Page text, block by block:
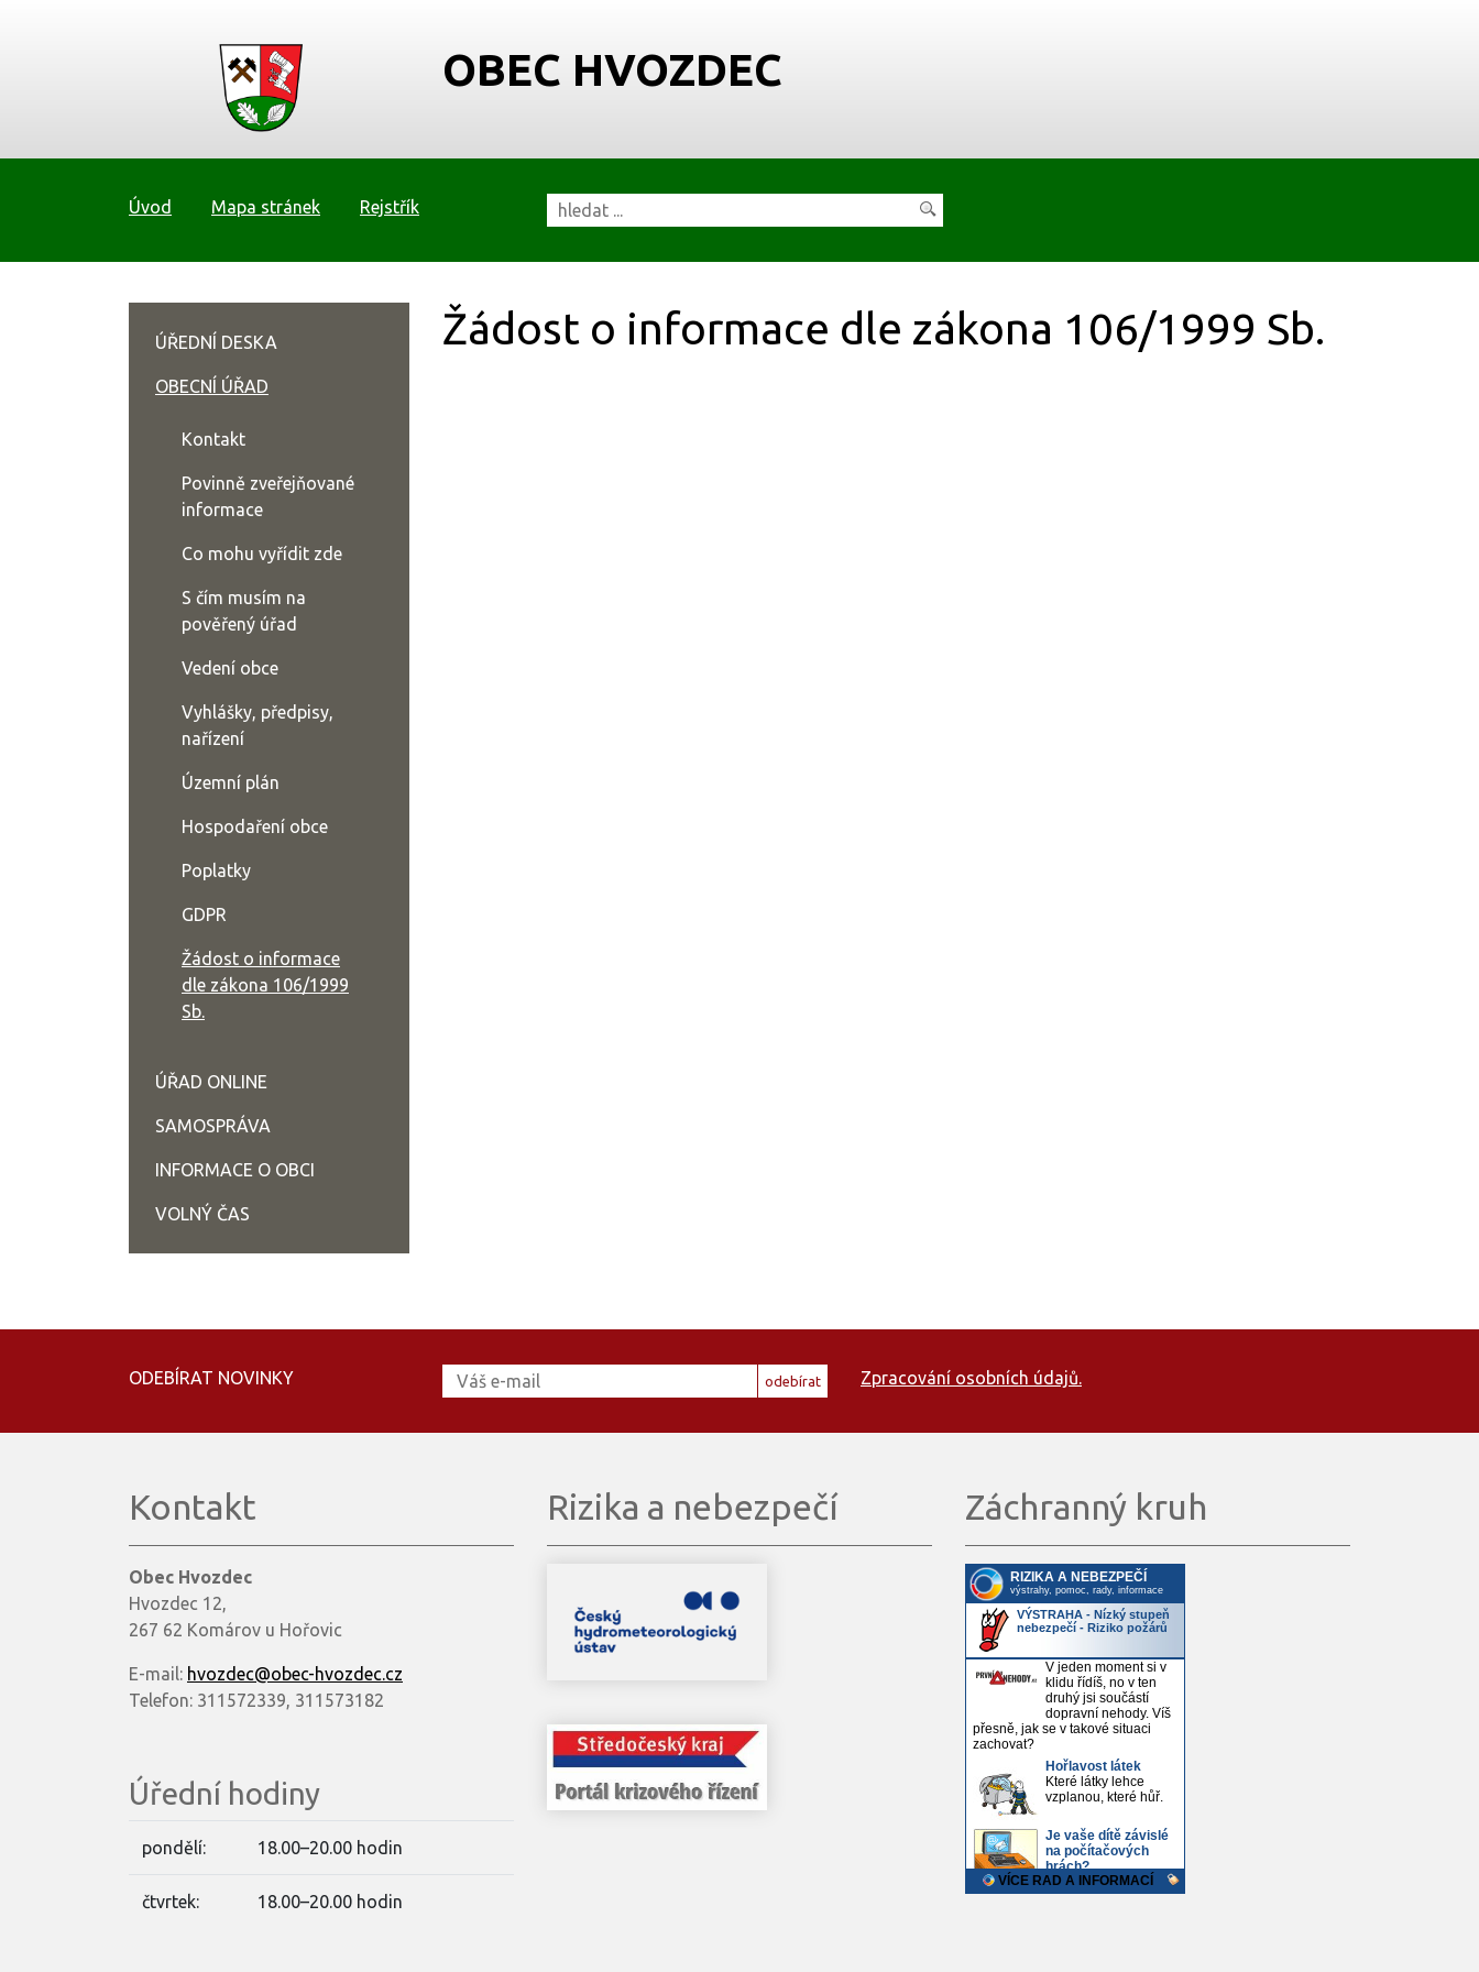
OBEC HVOZDEC
Úvod Mapa stránek Rejstřík
Žádost o informace dle zákona 106/1999 Sb.
ÚŘEDNÍ DESKA
OBECNÍ ÚŘAD
Kontakt
Povinně zveřejňované
informace
Co mohu vyřídit zde
S čím musím na
pověřený úřad
Vedení obce
Vyhlášky, předpisy,
nařízení
Územní plán
Hospodaření obce
Poplatky
GDPR
Žádost o informace
dle zákona 106/1999
Sb.
ÚŘAD ONLINE
SAMOSPRÁVA
INFORMACE O OBCI
VOLNÝ ČAS
ODEBÍRAT NOVINKY odebírat Zpracování osobních údajů.
Kontakt
Obec Hvozdec
Hvozdec 12,
267 62 Komárov u Hořovic
E-mail: hvozdec@obec-hvozdec.cz
Telefon: 311572339, 311573182
Úřední hodiny
pondělí: 18.00–20.00 hodin
čtvrtek: 18.00–20.00 hodin
Rizika a nebezpečí Záchranný kruh